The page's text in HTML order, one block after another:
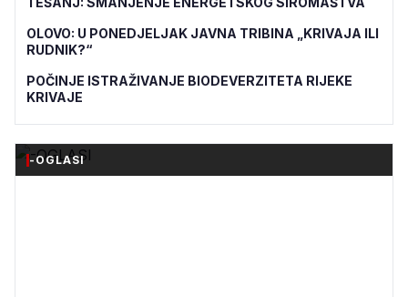
OLOVO: U PONEDJELJAK JAVNA TRIBINA „KRIVAJA ILI
RUDNIK?“
POČINJE ISTRAŽIVANJE BIODEVERZITETA RIJEKE
KRIVAJE
-OGLASI